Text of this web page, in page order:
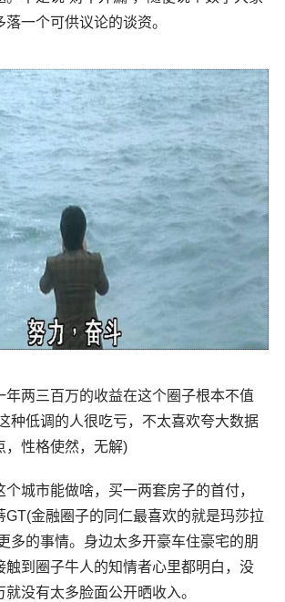
一个可供议论的谈资。
年两三百万的收益在这个圈子根本不值
种低调的人很吃亏，不太喜欢夸大数据
，性格使然，无解)
城市能做啥，买一两套房子的首付，
GT(金融圈子的同仁最喜欢的就是玛莎拉
多的事情。身边太多开豪车住豪宅的朋
触到圈子牛人的知情者心里都明白，没
没有太多脸面公开晒收入。